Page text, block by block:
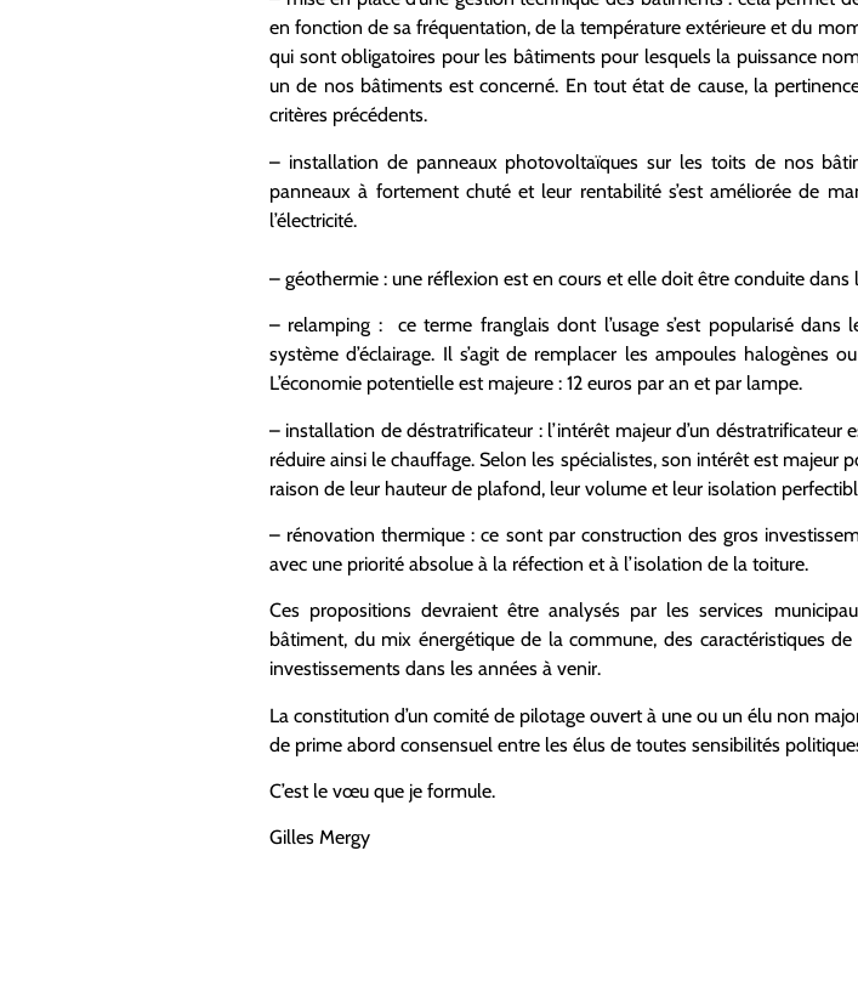
en fonction de sa fréquentation, de la température extérieure et du
qui sont obligatoires pour les bâtiments pour lesquels la puissance
un de nos bâtiments est concerné. En tout état de cause, la
critères précédents.
– installation de panneaux photovoltaïques sur les toits de nos
panneaux à fortement chuté et leur rentabilité s’est améliorée de
l’électricité.
– géothermie : une réflexion est en cours et elle doit être conduite dans
– relamping : ce terme franglais dont l’usage s’est popularisé
système d’éclairage. Il s’agit de remplacer les ampoules halogènes
L’économie potentielle est majeure : 12 euros par an et par lampe.
– installation de déstratrificateur : l’intérêt majeur d’un déstratrificateur
réduire ainsi le chauffage. Selon les spécialistes, son intérêt est majeur
raison de leur hauteur de plafond, leur volume et leur isolation
– rénovation thermique : ce sont par construction des gros
avec une priorité absolue à la réfection et à l’isolation de la toiture.
Ces propositions devraient être analysés par les services
bâtiment, du mix énergétique de la commune, des caractéristiques
investissements dans les années à venir.
La constitution d’un comité de pilotage ouvert à une ou un élu non
de prime abord consensuel entre les élus de toutes sensibilités
C’est le vœu que je formule.
Gilles Mergy